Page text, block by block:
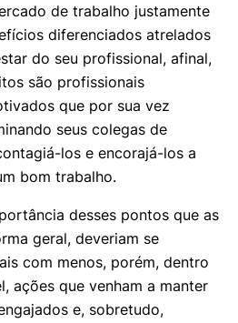
de trabalho justamente
diferenciados atrelados
do seu profissional, afinal,
são profissionais
que por sua vez
seus colegas de
los e encorajá-los a
bom trabalho.
desses pontos que as
geral, deveriam se
com menos, porém, dentro
ações que venham a manter
e, sobretudo,